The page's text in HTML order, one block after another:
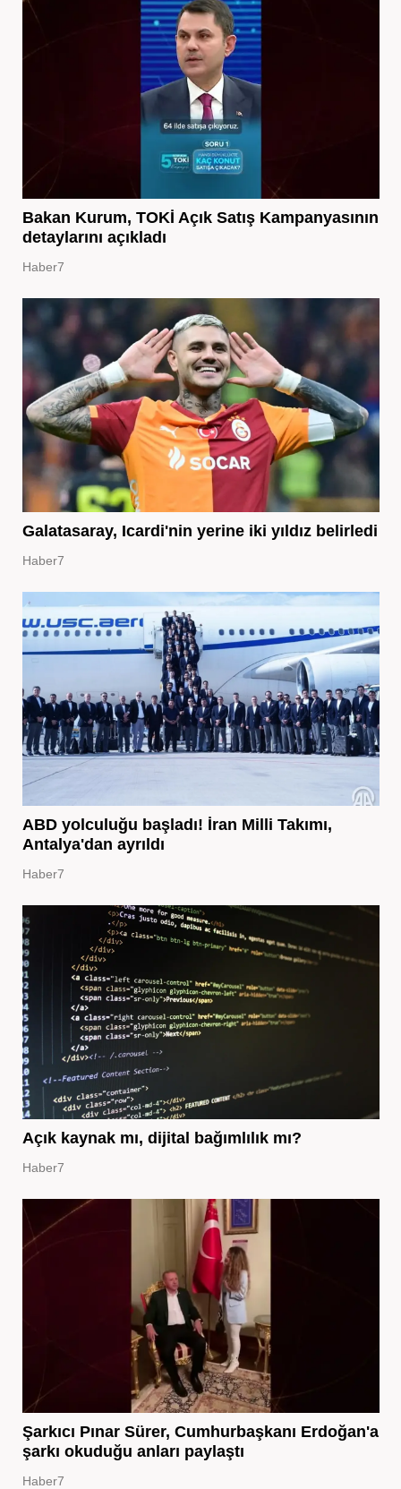
Bakan Kurum, TOKİ Açık Satış Kampanyasının
detaylarını açıkladı
Haber7
Galatasaray, Icardi'nin yerine iki yıldız belirledi
Haber7
ABD yolculuğu başladı! İran Milli Takımı,
Antalya'dan ayrıldı
Haber7
Açık kaynak mı, dijital bağımlılık mı?
Haber7
Şarkıcı Pınar Sürer, Cumhurbaşkanı Erdoğan'a
şarkı okuduğu anları paylaştı
Haber7